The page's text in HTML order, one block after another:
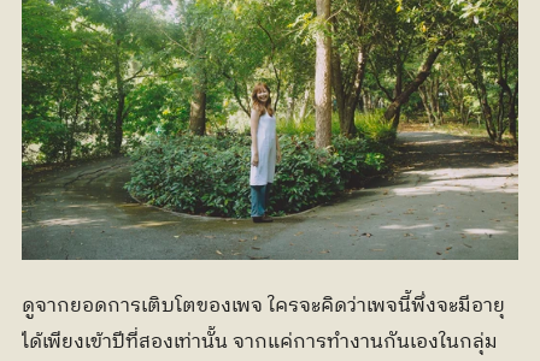
ดูจากยอดการเติบโตของเพจ ใครจะคิดว่าเพจนี้พึ่งจะมีอายุ
ได้เพียงเข้าปีที่สองเท่านั้น จากแค่การทำงานกันเองในกลุ่ม